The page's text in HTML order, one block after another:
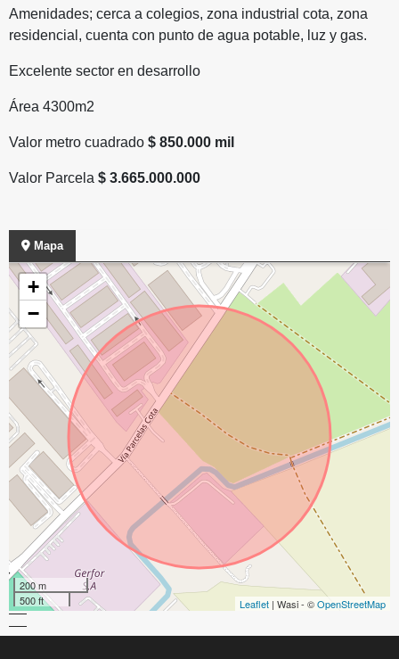
Amenidades; cerca a colegios, zona industrial cota, zona
residencial, cuenta con punto de agua potable, luz y gas.
Excelente sector en desarrollo
Área 4300m2
Valor metro cuadrado $ 850.000 mil
Valor Parcela $ 3.665.000.000
Mapa
+
−
200 m
500 ft
Leaflet | Wasi - ©OpenStreetMap